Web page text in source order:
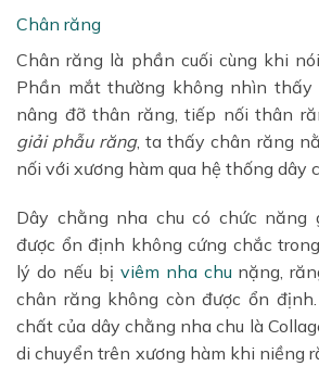
Chân răng
Chân răng là phần cuối cùng khi
Phần mắt thường không nhìn thấy
nâng đỡ thân răng, tiếp nối thân
giải phẫu răng, ta thấy chân răng
nối với xương hàm qua hệ thống dây
Dây chằng nha chu có chức năng
được ổn định không cứng chắc
lý do nếu bị viêm nha chu nặng,
chân răng không còn được ổn
chất của dây chằng nha chu là
di chuyển trên xương hàm khi niềng